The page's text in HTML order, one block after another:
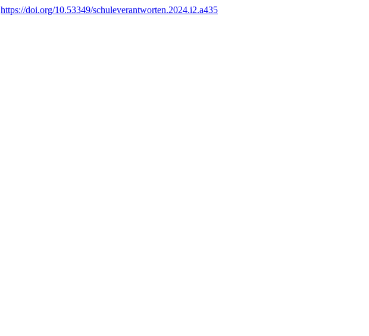
https://doi.org/10.53349/schuleverantworten.2024.i2.a435